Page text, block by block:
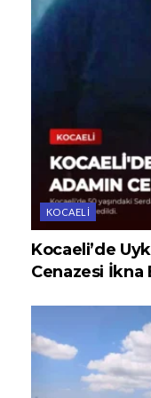
KOCAELI
Kocaeli’de
Cenazesi İkna